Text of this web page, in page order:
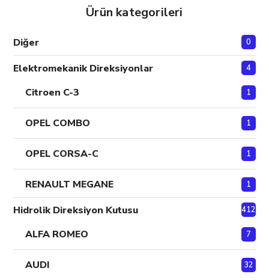
Ürün kategorileri
Diğer 0
Elektromekanik Direksiyonlar 4
Citroen C-3 1
OPEL COMBO 1
OPEL CORSA-C 1
RENAULT MEGANE 1
Hidrolik Direksiyon Kutusu 412
ALFA ROMEO 7
AUDI 32